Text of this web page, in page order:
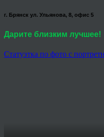
г. Брянск ул. Ульянова, 8, офис 5
Дарите близким лучшее!
Статуэтка по фото с